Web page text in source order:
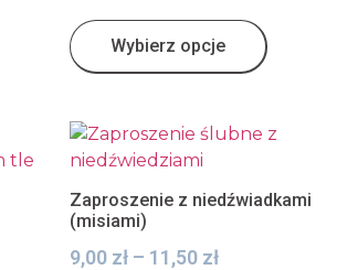
Wybierz opcje
Zaproszenie z niedźwiadkami
(misiami)
9,00 zł – 11,50 zł